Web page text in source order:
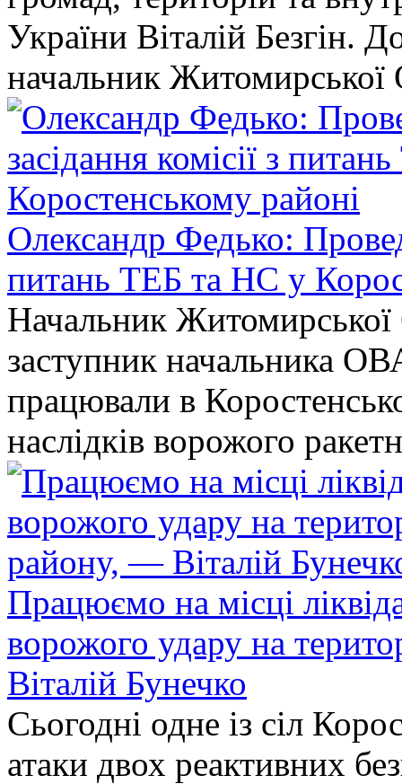
України Віталій Безгін.
начальник
Олександр Федько:
питань ТЕБ та НС у
Начальник
заступник начальника
працювали в
наслідків ворожого
Працюємо на місці
ворожого удару на
Віталій Бунечко
Сьогодні одне із сіл
атаки двох реактивних